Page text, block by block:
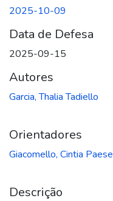
2025-10-09
Data de Defesa
2025-09-15
Autores
Garcia, Thalia Tadiello
Orientadores
Giacomello, Cintia Paese
Descrição